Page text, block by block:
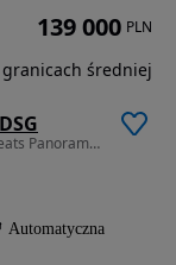
1984 cm3 • 310 KM • VZ 310KM Matrix Brembo Beats Panorama Hak Kamera DCC Copper FV23%
Automatyczna
139 000 PLN
granicach średniej